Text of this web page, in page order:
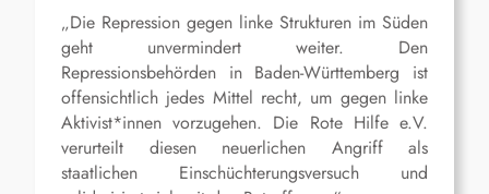
„Die Repression gegen linke Strukturen im Süden
geht unvermindert weiter. Den
Repressionsbehörden in Baden-Württemberg ist
offensichtlich jedes Mittel recht, um gegen linke
Aktivist*innen vorzugehen. Die Rote Hilfe e.V.
verurteilt diesen neuerlichen Angriff als
staatlichen Einschüchterungsversuch und